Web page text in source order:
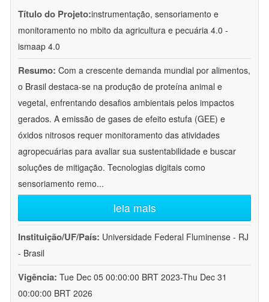
Título do Projeto:instrumentação, sensoriamento e
monitoramento no mbito da agricultura e pecuária 4.0 -
ismaap 4.0
Resumo: Com a crescente demanda mundial por alimentos,
o Brasil destaca-se na produção de proteína animal e
vegetal, enfrentando desafios ambientais pelos impactos
gerados. A emissão de gases de efeito estufa (GEE) e
óxidos nitrosos requer monitoramento das atividades
agropecuárias para avaliar sua sustentabilidade e buscar
soluções de mitigação. Tecnologias digitais como
sensoriamento remo...
leia mais
Instituição/UF/País: Universidade Federal Fluminense - RJ
- Brasil
Vigência: Tue Dec 05 00:00:00 BRT 2023-Thu Dec 31
00:00:00 BRT 2026